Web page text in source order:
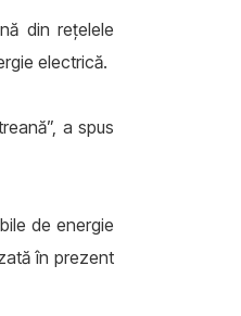
din rețelele
electrică.
a spus
de energie
în prezent